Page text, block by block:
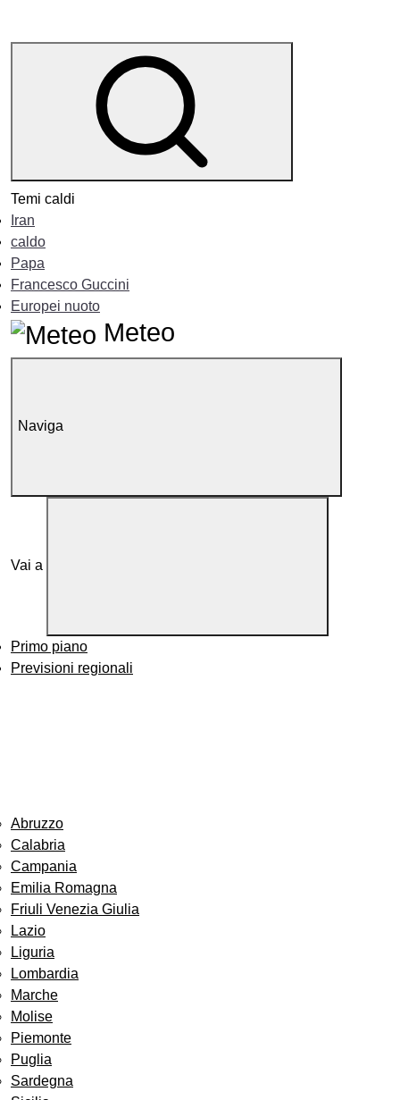
Temi caldi
Iran
caldo
Papa
Francesco Guccini
Europei nuoto
Meteo
Naviga
Vai a
Primo piano
Previsioni regionali
Abruzzo
Calabria
Campania
Emilia Romagna
Friuli Venezia Giulia
Lazio
Liguria
Lombardia
Marche
Molise
Piemonte
Puglia
Sardegna